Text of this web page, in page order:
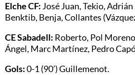
Elche CF: José Juan, Tekio,
Benktib, Benja, Collantes
CE Sabadell: Roberto, Pol
Ángel, Marc Martínez, Pedro
Gols:0-1 (90’) Guillemenot.